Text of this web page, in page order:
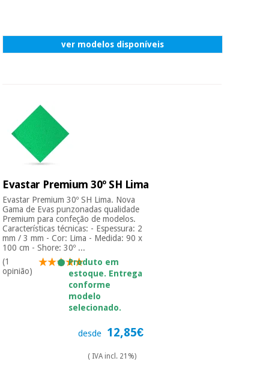
cirúrgico
Vestuário
sanitário
Ortopedia
Instrumental
(liquidação)
ver modelos disponíveis
Evastar Premium 30º SH Lima
Evastar Premium 30º SH Lima. Nova
Gama de Evas punzonadas qualidade
Premium para confeção de modelos.
Características técnicas: - Espessura: 2
mm / 3 mm - Cor: Lima - Medida: 90 x
100 cm - Shore: 30º ...
(1
opinião)
Produto em
estoque. Entrega
conforme
modelo
selecionado.
desde 12,85€
( IVA incl. 21%)